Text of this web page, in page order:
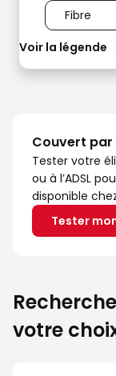
Voir la légende
Fibre
Couvert par
Tester votre
ou à l’ADSL
disponible
Tester
votre